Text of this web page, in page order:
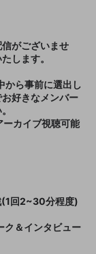
がございませ
します。
から事前に選出し
好きなメンバー
カイブ視聴可能
(1回2~30分程度)
＆インタビュー